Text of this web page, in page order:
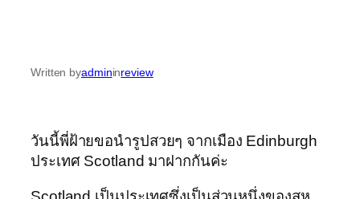
Written byadmininreview
วันนี้พี่ฝ้ายขอนำรูปสวยๆ จากเมือง Edinburgh
ประเทศ Scotland มาฝากกันค่ะ